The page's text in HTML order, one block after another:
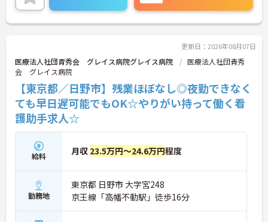
ご興味ある方には、面接対策ポイントなど、さらに
武蔵村山市の地域に根付く特養グループホーム併設
のデイサービス
認知症対応型のデイサービスとなっており、お一人
お一人が充実したお時間を過ごせるよう様々なレク
リエーションのプログラムが組まれております。
ベテランの介護士さんが多く在籍しているため2ヶ
月のOJTにもしっかり対応しているから安心！
更新日：2026年08月07日
医療法人社団青秀会 グレイス病院グレイス病院
医療法人社団青秀
会 グレイス病院
【東京都／日野市】残業ほぼなし◎夜勤できなく
ても早日遅可能でもOK☆やりがい持って働く看
護助手求人☆
給料 月収 23.5万円～24.6万円程度
勤務地
東京都 日野市 大字宮248
京王線「高幡不動駅」徒歩16分